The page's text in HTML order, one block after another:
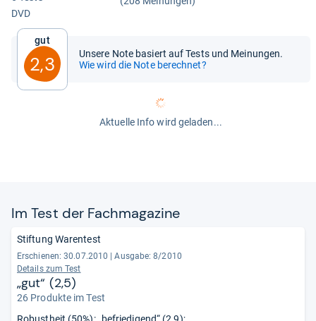
DVD
Gut
2,3
Unsere Note basiert auf Tests und Meinungen.
Wie wird die Note berechnet?
Aktuelle Info wird geladen...
Im Test der Fach­ma­ga­zine
Stiftung Warentest
Erschienen: 30.07.2010
Ausgabe: 8/2010
Details zum Test
„gut“ (2,5)
26 Produkte im Test